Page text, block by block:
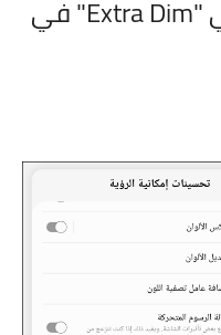
تفعيل ميزة خفت إضافي "Extra Dim" في